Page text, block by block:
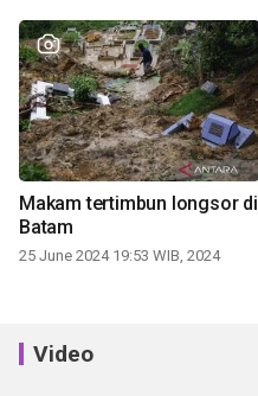
Makam tertimbun longsor di
Batam
25 June 2024 19:53 WIB, 2024
Video